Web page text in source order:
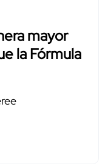
mayor
la Fórmula